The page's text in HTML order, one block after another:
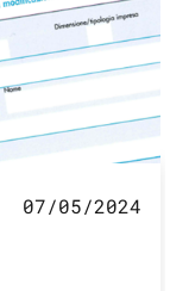
07/05/2024